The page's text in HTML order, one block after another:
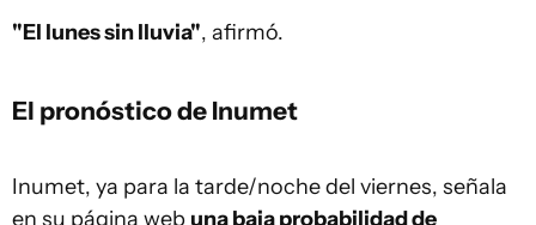
"El lunes sin lluvia", afirmó.
El pronóstico de Inumet
Inumet, ya para la tarde/noche del viernes, señala
en su página web una baja probabilidad de